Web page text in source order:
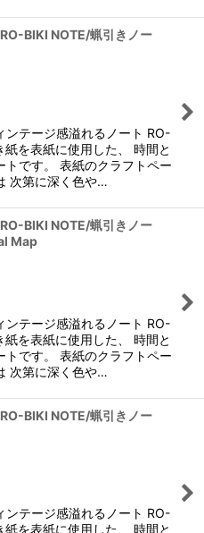
BIKI NOTE/蝋引きノー
ンテージ感溢れるノート RO-
紙を表紙に使用した、 時間と
トです。 表紙のクラフトペー
次第に深く色や…
BIKI NOTE/蝋引きノー
Map
ンテージ感溢れるノート RO-
紙を表紙に使用した、 時間と
トです。 表紙のクラフトペー
次第に深く色や…
BIKI NOTE/蝋引きノー
ンテージ感溢れるノート RO-
紙を表紙に使用した、 時間と